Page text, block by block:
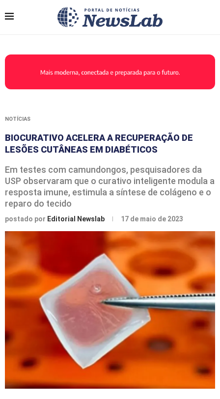
NOTÍCIAS
BIOCURATIVO ACELERA A RECUPERAÇÃO DE
LESÕES CUTÂNEAS EM DIABÉTICOS
Em testes com camundongos, pesquisadores da
USP observaram que o curativo inteligente modula a
resposta imune, estimula a síntese de colágeno e o
reparo do tecido
postado por Editorial Newslab 17 de maio de 2023